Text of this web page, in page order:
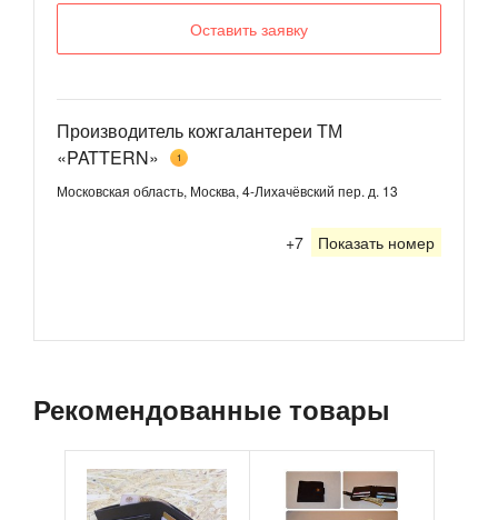
Оставить заявку
Производитель кожгалантереи ТМ
«PATTERN»
1
Московская область, Москва, 4-Лихачёвский пер. д. 13
+7 Показать номер
Рекомендованные товары